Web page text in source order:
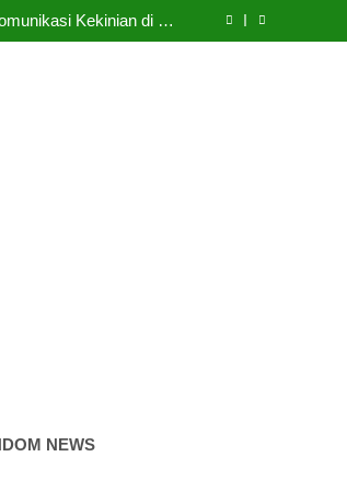
Kekinian di EF
English for Adults
& BERDAYA
NEWS